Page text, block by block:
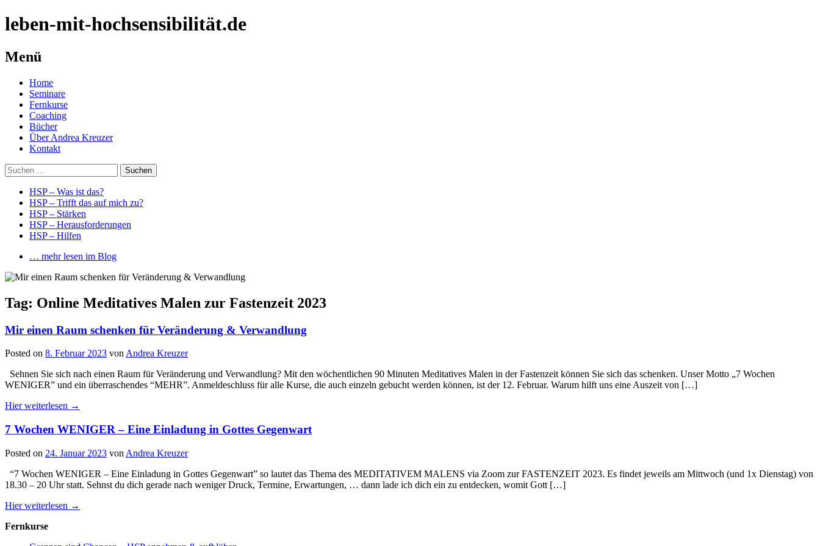
leben-mit-hochsensibilität.de
Menü
Springe
zum
Inhalt
Home
Seminare
Fernkurse
Coaching
Bücher
Über Andrea Kreuzer
Kontakt
Suchen
nach:
HSP – Was ist das?
HSP – Trifft das auf mich zu?
HSP – Stärken
HSP – Herausforderungen
HSP – Hilfen
… mehr lesen im Blog
Tag: Online Meditatives Malen zur Fastenzeit 2023
Mir einen Raum schenken für Veränderung & Verwandlung
Posted on 8. Februar 2023 von Andrea Kreuzer
Sehnen Sie sich nach einen Raum für Veränderung und Verwandlung? Mit den wöchentlichen 90 Minuten Meditatives Malen in der Fastenzeit können Sie sich das schenken. Unser Motto „7 Wochen
WENIGER” und ein überraschendes “MEHR”. Anmeldeschluss für alle Kurse, die auch einzeln gebucht werden können, ist der 12. Februar. Warum hilft uns eine Auszeit von […]
Hier weiterlesen →
7 Wochen WENIGER – Eine Einladung in Gottes Gegenwart
Posted on 24. Januar 2023 von Andrea Kreuzer
“7 Wochen WENIGER – Eine Einladung in Gottes Gegenwart” so lautet das Thema des MEDITATIVEM MALENS via Zoom zur FASTENZEIT 2023. Es findet jeweils am Mittwoch (und 1x Dienstag) von
18.30 – 20 Uhr statt. Sehnst du dich gerade nach weniger Druck, Termine, Erwartungen, … dann lade ich dich ein zu entdecken, womit Gott […]
Hier weiterlesen →
Fernkurse